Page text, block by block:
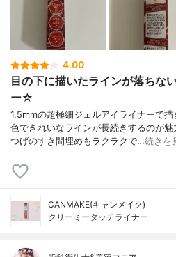
4.00
目の下に描いたラインが落ちな
ー☆
1.5mmの超極細ジェルアイライナーで
色できれいなラインが長続きするのが
つげのすき間埋めもラクラクで…続きを
CANMAKE(キャンメイク)
クリーミータッチライナー